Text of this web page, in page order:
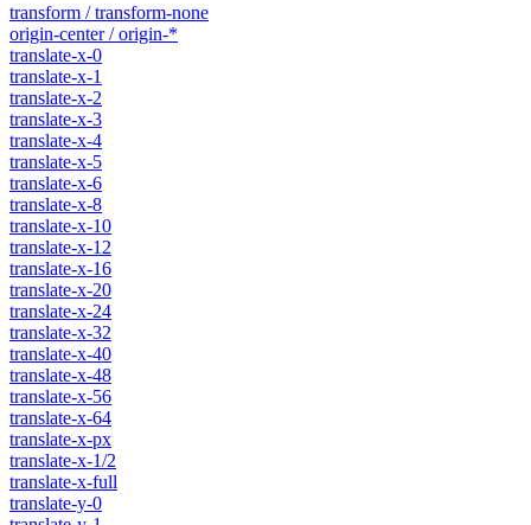
transform / transform-none
origin-center / origin-*
translate-x-0
translate-x-1
translate-x-2
translate-x-3
translate-x-4
translate-x-5
translate-x-6
translate-x-8
translate-x-10
translate-x-12
translate-x-16
translate-x-20
translate-x-24
translate-x-32
translate-x-40
translate-x-48
translate-x-56
translate-x-64
translate-x-px
translate-x-1/2
translate-x-full
translate-y-0